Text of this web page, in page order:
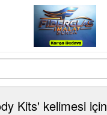
Kits' kelimesi